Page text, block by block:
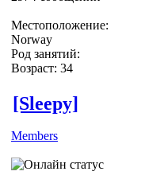
Местоположение:
Norway
Род занятий:
Возраст: 34
[Sleepy]
Members